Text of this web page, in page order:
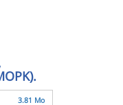
3.81 Mo